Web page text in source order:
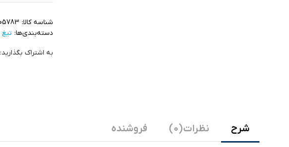
شناسه کالا:
دسته‌بندی‌ها:
به اشتراک بگذارید:
شرح نظرات (0) فروشنده